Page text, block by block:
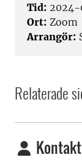
Tid: 2024-
Ort: Zoom
Arrangör:
Relaterade